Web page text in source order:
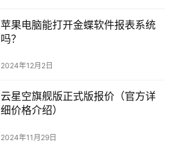
苹果电脑能打开金蝶软件报表系统
吗？
2024年12月2日
云星空旗舰版正式版报价（官方详
细价格介绍）
2024年11月29日